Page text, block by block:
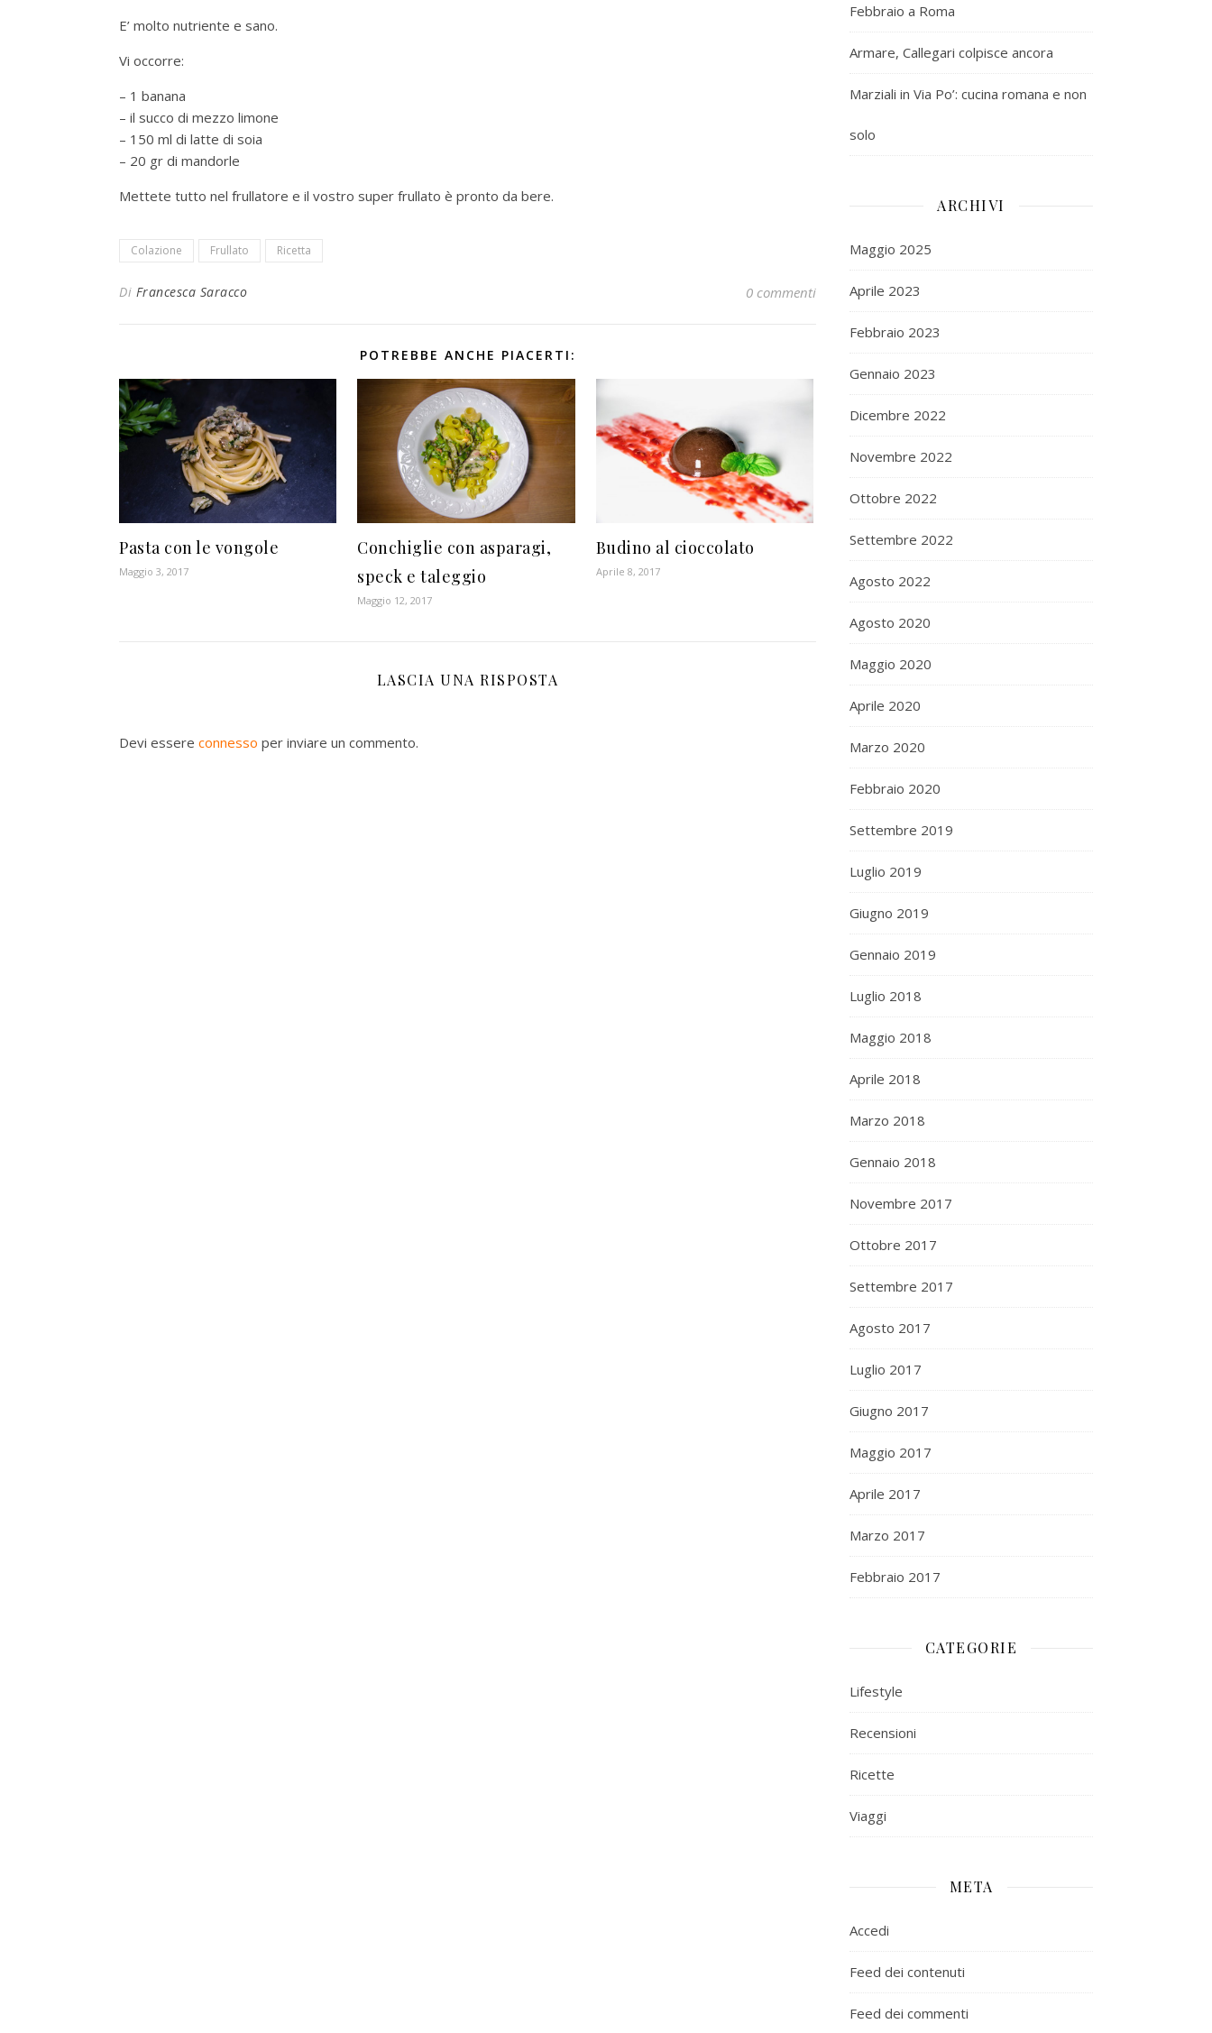
E’ molto nutriente e sano.
Vi occorre:
– 1 banana
– il succo di mezzo limone
– 150 ml di latte di soia
– 20 gr di mandorle
Mettete tutto nel frullatore e il vostro super frullato è pronto da bere.
Colazione Frullato Ricetta
Di Francesca Saracco 0 commenti
POTREBBE ANCHE PIACERTI:
Pasta con le vongole
Maggio 3, 2017
Conchiglie con asparagi,
speck e taleggio
Maggio 12, 2017
Budino al cioccolato
Aprile 8, 2017
LASCIA UNA RISPOSTA
Devi essere connesso per inviare un commento.
Febbraio a Roma
Armare, Callegari colpisce ancora
Marziali in Via Po’: cucina romana e non
solo
ARCHIVI
Maggio 2025
Aprile 2023
Febbraio 2023
Gennaio 2023
Dicembre 2022
Novembre 2022
Ottobre 2022
Settembre 2022
Agosto 2022
Agosto 2020
Maggio 2020
Aprile 2020
Marzo 2020
Febbraio 2020
Settembre 2019
Luglio 2019
Giugno 2019
Gennaio 2019
Luglio 2018
Maggio 2018
Aprile 2018
Marzo 2018
Gennaio 2018
Novembre 2017
Ottobre 2017
Settembre 2017
Agosto 2017
Luglio 2017
Giugno 2017
Maggio 2017
Aprile 2017
Marzo 2017
Febbraio 2017
CATEGORIE
Lifestyle
Recensioni
Ricette
Viaggi
META
Accedi
Feed dei contenuti
Feed dei commenti